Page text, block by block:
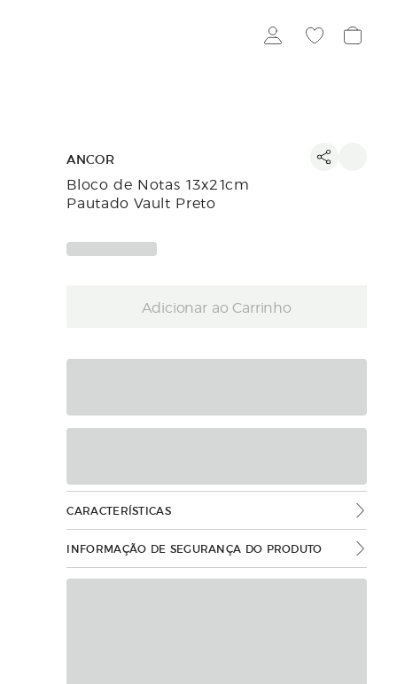
ANCOR
Bloco de Notas 13x21cm
Pautado Vault Preto
Adicionar ao Carrinho
CARACTERÍSTICAS
INFORMAÇÃO DE SEGURANÇA DO PRODUTO